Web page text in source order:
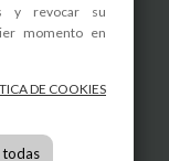
Legal-Política de
y revocar su
momento en
DE COOKIES
todas